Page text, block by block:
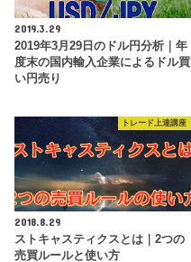
2019.3.29
2019年3月29日のドル円分析｜年
度末の国内輸入企業によるドル買
い円売り
トレード上達講座
2018.8.29
ストキャスティクスとは｜2つの
売買ルールと使い方